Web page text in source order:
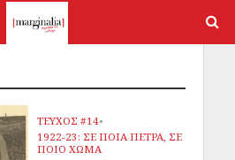
ΤΕΥΧΟΣ #14•
1922-23: ΣΕ ΠΟΙΑ ΠΕΤΡΑ, ΣΕ
ΠΟΙΟ ΧΩΜΑ